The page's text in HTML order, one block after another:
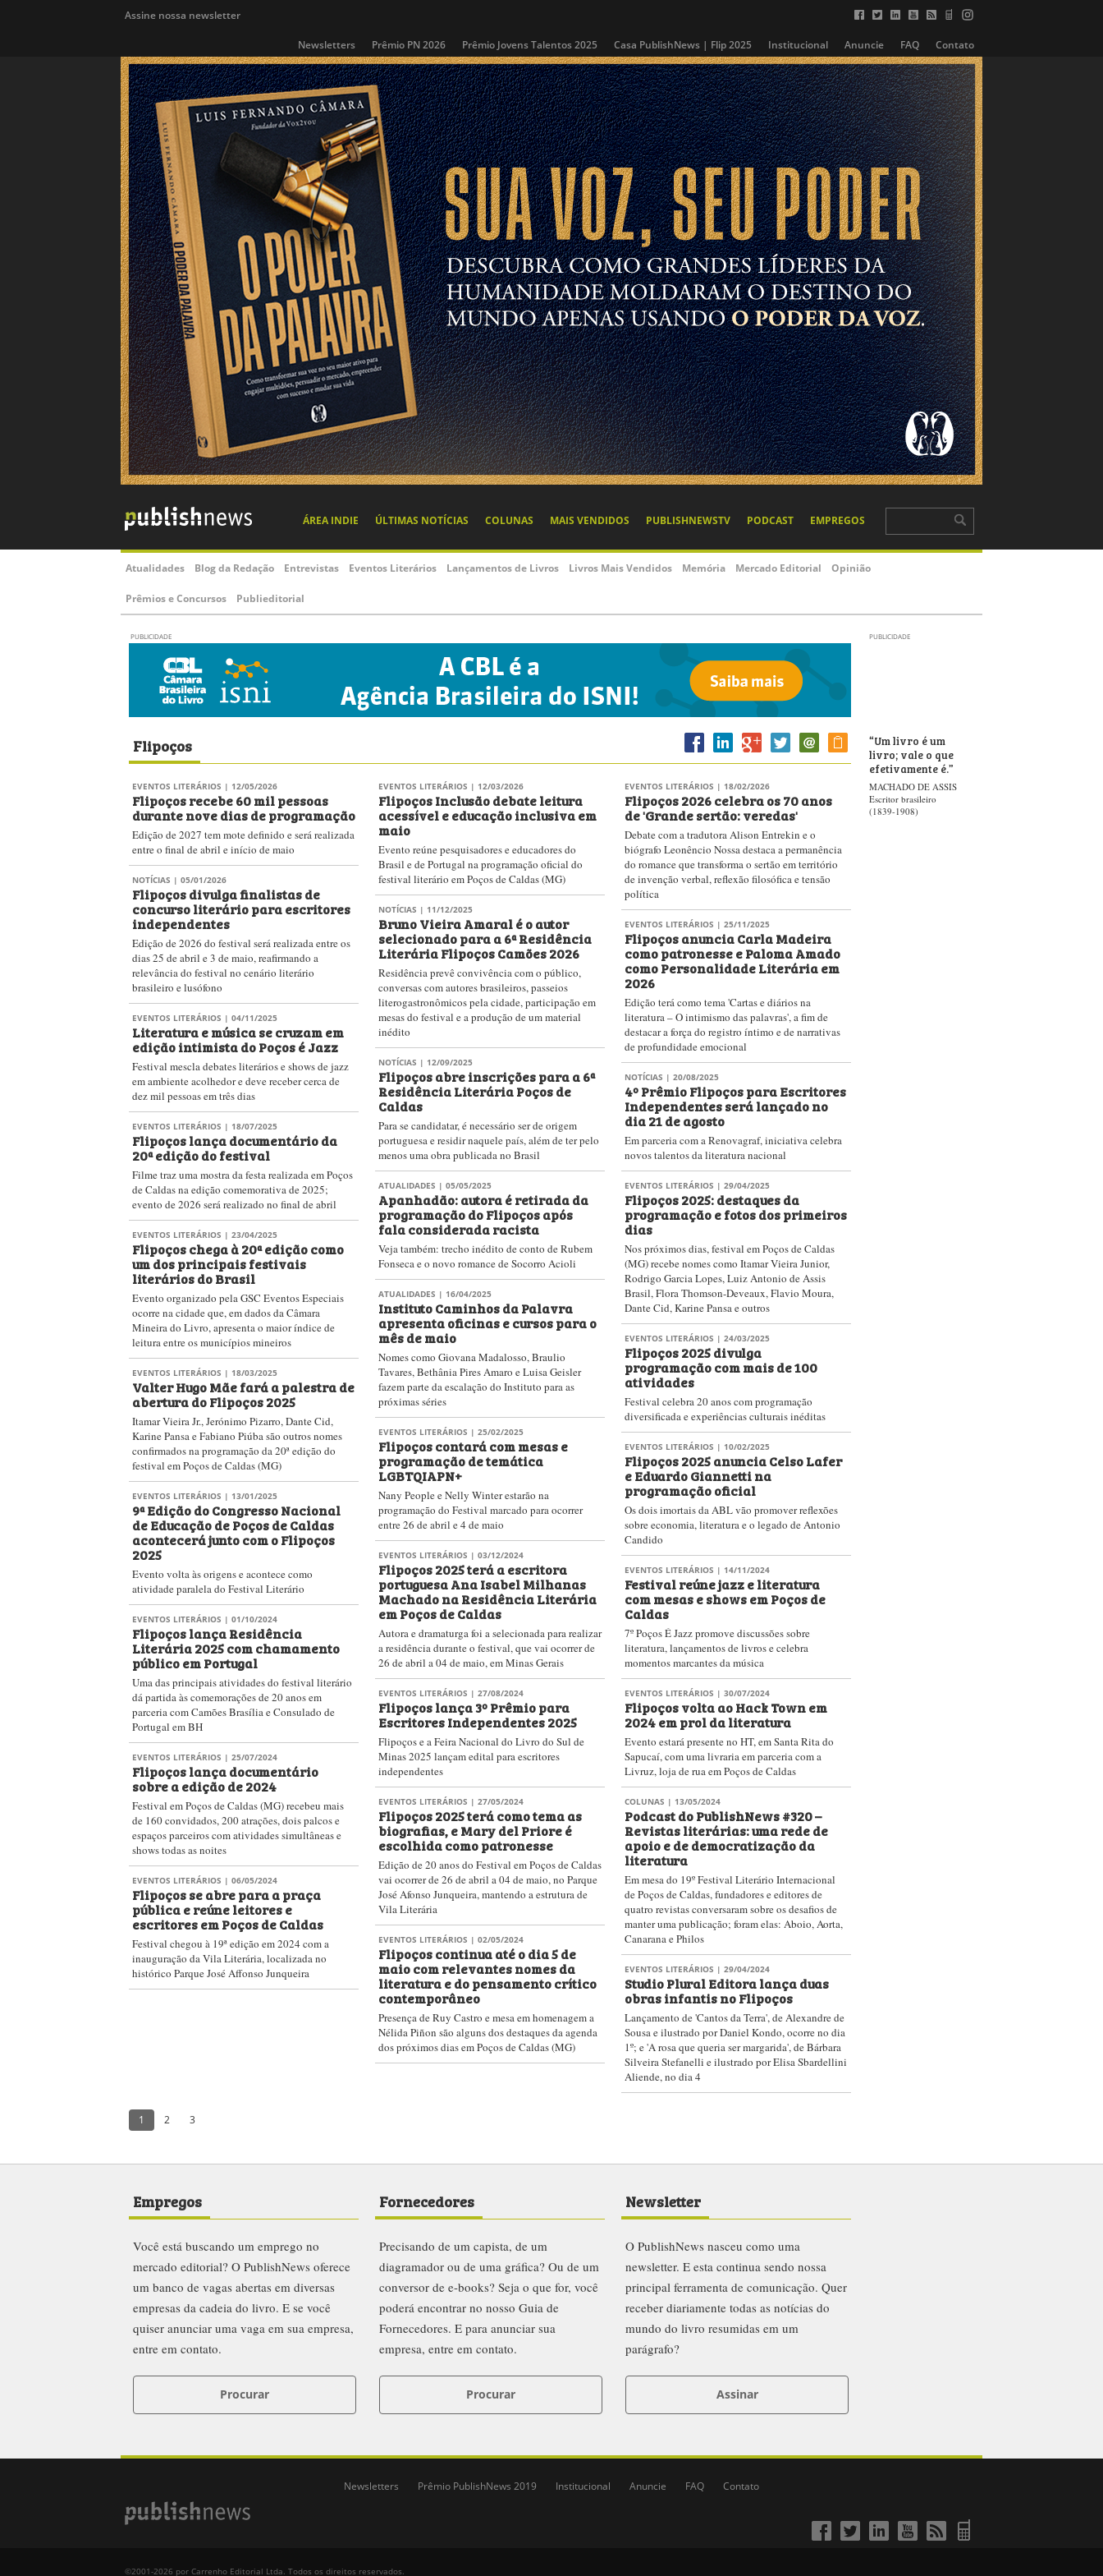
Assine nossa newsletter
Newsletters Prêmio PN 2026 Prêmio Jovens Talentos 2025 Casa PublishNews | Flip 2025 Institucional Anuncie FAQ Contato
ÁREA INDIE ÚLTIMAS NOTÍCIAS COLUNAS MAIS VENDIDOS PUBLISHNEWSTV PODCAST EMPREGOS
Atualidades Blog da Redação Entrevistas Eventos Literários Lançamentos de Livros Livros Mais Vendidos Memória Mercado Editorial Opinião
Prêmios e Concursos Publieditorial
PUBLICIDADE PUBLICIDADE
Flipoços
EVENTOS LITERÁRIOS | 12/05/2026
Flipoços recebe 60 mil pessoas
durante nove dias de programação
Edição de 2027 tem mote definido e será realizada
entre o final de abril e início de maio
NOTÍCIAS | 05/01/2026
Flipoços divulga finalistas de
concurso literário para escritores
independentes
Edição de 2026 do festival será realizada entre os
dias 25 de abril e 3 de maio, reafirmando a
relevância do festival no cenário literário
brasileiro e lusófono
EVENTOS LITERÁRIOS | 04/11/2025
Literatura e música se cruzam em
edição intimista do Poços é Jazz
Festival mescla debates literários e shows de jazz
em ambiente acolhedor e deve receber cerca de
dez mil pessoas em três dias
EVENTOS LITERÁRIOS | 18/07/2025
Flipoços lança documentário da
20ª edição do festival
Filme traz uma mostra da festa realizada em Poços
de Caldas na edição comemorativa de 2025;
evento de 2026 será realizado no final de abril
EVENTOS LITERÁRIOS | 23/04/2025
Flipoços chega à 20ª edição como
um dos principais festivais
literários do Brasil
Evento organizado pela GSC Eventos Especiais
ocorre na cidade que, em dados da Câmara
Mineira do Livro, apresenta o maior índice de
leitura entre os municípios mineiros
EVENTOS LITERÁRIOS | 18/03/2025
Valter Hugo Mãe fará a palestra de
abertura do Flipoços 2025
Itamar Vieira Jr., Jerónimo Pizarro, Dante Cid,
Karine Pansa e Fabiano Piúba são outros nomes
confirmados na programação da 20ª edição do
festival em Poços de Caldas (MG)
EVENTOS LITERÁRIOS | 13/01/2025
9ª Edição do Congresso Nacional
de Educação de Poços de Caldas
acontecerá junto com o Flipoços
2025
Evento volta às origens e acontece como
atividade paralela do Festival Literário
EVENTOS LITERÁRIOS | 01/10/2024
Flipoços lança Residência
Literária 2025 com chamamento
público em Portugal
Uma das principais atividades do festival literário
dá partida às comemorações de 20 anos em
parceria com Camões Brasília e Consulado de
Portugal em BH
EVENTOS LITERÁRIOS | 25/07/2024
Flipoços lança documentário
sobre a edição de 2024
Festival em Poços de Caldas (MG) recebeu mais
de 160 convidados, 200 atrações, dois palcos e
espaços parceiros com atividades simultâneas e
shows todas as noites
EVENTOS LITERÁRIOS | 06/05/2024
Flipoços se abre para a praça
pública e reúne leitores e
escritores em Poços de Caldas
Festival chegou à 19ª edição em 2024 com a
inauguração da Vila Literária, localizada no
histórico Parque José Affonso Junqueira
EVENTOS LITERÁRIOS | 12/03/2026
Flipoços Inclusão debate leitura
acessível e educação inclusiva em
maio
Evento reúne pesquisadores e educadores do
Brasil e de Portugal na programação oficial do
festival literário em Poços de Caldas (MG)
NOTÍCIAS | 11/12/2025
Bruno Vieira Amaral é o autor
selecionado para a 6ª Residência
Literária Flipoços Camões 2026
Residência prevê convivência com o público,
conversas com autores brasileiros, passeios
literogastronômicos pela cidade, participação em
mesas do festival e a produção de um material
inédito
NOTÍCIAS | 12/09/2025
Flipoços abre inscrições para a 6ª
Residência Literária Poços de
Caldas
Para se candidatar, é necessário ser de origem
portuguesa e residir naquele país, além de ter pelo
menos uma obra publicada no Brasil
ATUALIDADES | 05/05/2025
Apanhadão: autora é retirada da
programação do Flipoços após
fala considerada racista
Veja também: trecho inédito de conto de Rubem
Fonseca e o novo romance de Socorro Acioli
ATUALIDADES | 16/04/2025
Instituto Caminhos da Palavra
apresenta oficinas e cursos para o
mês de maio
Nomes como Giovana Madalosso, Braulio
Tavares, Bethânia Pires Amaro e Luisa Geisler
fazem parte da escalação do Instituto para as
próximas séries
EVENTOS LITERÁRIOS | 25/02/2025
Flipoços contará com mesas e
programação de temática
LGBTQIAPN+
Nany People e Nelly Winter estarão na
programação do Festival marcado para ocorrer
entre 26 de abril e 4 de maio
EVENTOS LITERÁRIOS | 03/12/2024
Flipoços 2025 terá a escritora
portuguesa Ana Isabel Milhanas
Machado na Residência Literária
em Poços de Caldas
Autora e dramaturga foi a selecionada para realizar
a residência durante o festival, que vai ocorrer de
26 de abril a 04 de maio, em Minas Gerais
EVENTOS LITERÁRIOS | 27/08/2024
Flipoços lança 3º Prêmio para
Escritores Independentes 2025
Flipoços e a Feira Nacional do Livro do Sul de
Minas 2025 lançam edital para escritores
independentes
EVENTOS LITERÁRIOS | 27/05/2024
Flipoços 2025 terá como tema as
biografias, e Mary del Priore é
escolhida como patronesse
Edição de 20 anos do Festival em Poços de Caldas
vai ocorrer de 26 de abril a 04 de maio, no Parque
José Afonso Junqueira, mantendo a estrutura de
Vila Literária
EVENTOS LITERÁRIOS | 02/05/2024
Flipoços continua até o dia 5 de
maio com relevantes nomes da
literatura e do pensamento crítico
contemporâneo
Presença de Ruy Castro e mesa em homenagem a
Nélida Piñon são alguns dos destaques da agenda
dos próximos dias em Poços de Caldas (MG)
EVENTOS LITERÁRIOS | 18/02/2026
Flipoços 2026 celebra os 70 anos
de 'Grande sertão: veredas'
Debate com a tradutora Alison Entrekin e o
biógrafo Leonêncio Nossa destaca a permanência
do romance que transforma o sertão em território
de invenção verbal, reflexão filosófica e tensão
política
EVENTOS LITERÁRIOS | 25/11/2025
Flipoços anuncia Carla Madeira
como patronesse e Paloma Amado
como Personalidade Literária em
2026
Edição terá como tema 'Cartas e diários na
literatura – O intimismo das palavras', a fim de
destacar a força do registro íntimo e de narrativas
de profundidade emocional
NOTÍCIAS | 20/08/2025
4º Prêmio Flipoços para Escritores
Independentes será lançado no
dia 21 de agosto
Em parceria com a Renovagraf, iniciativa celebra
novos talentos da literatura nacional
EVENTOS LITERÁRIOS | 29/04/2025
Flipoços 2025: destaques da
programação e fotos dos primeiros
dias
Nos próximos dias, festival em Poços de Caldas
(MG) recebe nomes como Itamar Vieira Junior,
Rodrigo Garcia Lopes, Luiz Antonio de Assis
Brasil, Flora Thomson-Deveaux, Flavio Moura,
Dante Cid, Karine Pansa e outros
EVENTOS LITERÁRIOS | 24/03/2025
Flipoços 2025 divulga
programação com mais de 100
atividades
Festival celebra 20 anos com programação
diversificada e experiências culturais inéditas
EVENTOS LITERÁRIOS | 10/02/2025
Flipoços 2025 anuncia Celso Lafer
e Eduardo Giannetti na
programação oficial
Os dois imortais da ABL vão promover reflexões
sobre economia, literatura e o legado de Antonio
Candido
EVENTOS LITERÁRIOS | 14/11/2024
Festival reúne jazz e literatura
com mesas e shows em Poços de
Caldas
7º Poços É Jazz promove discussões sobre
literatura, lançamentos de livros e celebra
momentos marcantes da música
EVENTOS LITERÁRIOS | 30/07/2024
Flipoços volta ao Hack Town em
2024 em prol da literatura
Evento estará presente no HT, em Santa Rita do
Sapucaí, com uma livraria em parceria com a
Livruz, loja de rua em Poços de Caldas
COLUNAS | 13/05/2024
Podcast do PublishNews #320 –
Revistas literárias: uma rede de
apoio e de democratização da
literatura
Em mesa do 19º Festival Literário Internacional
de Poços de Caldas, fundadores e editores de
quatro revistas conversaram sobre os desafios de
manter uma publicação; foram elas: Aboio, Aorta,
Canarana e Philos
EVENTOS LITERÁRIOS | 29/04/2024
Studio Plural Editora lança duas
obras infantis no Flipoços
Lançamento de 'Cantos da Terra', de Alexandre de
Sousa e ilustrado por Daniel Kondo, ocorre no dia
1º; e 'A rosa que queria ser margarida', de Bárbara
Silveira Stefanelli e ilustrado por Elisa Sbardellini
Aliende, no dia 4
“Um livro é um
livro; vale o que
efetivamente é.”
MACHADO DE ASSIS
Escritor brasileiro
(1839-1908)
1 2 3
Empregos
Você está buscando um emprego no
mercado editorial? O PublishNews oferece
um banco de vagas abertas em diversas
empresas da cadeia do livro. E se você
quiser anunciar uma vaga em sua empresa,
entre em contato.
Procurar
Fornecedores
Precisando de um capista, de um
diagramador ou de uma gráfica? Ou de um
conversor de e-books? Seja o que for, você
poderá encontrar no nosso Guia de
Fornecedores. E para anunciar sua
empresa, entre em contato.
Procurar
Newsletter
O PublishNews nasceu como uma
newsletter. E esta continua sendo nossa
principal ferramenta de comunicação. Quer
receber diariamente todas as notícias do
mundo do livro resumidas em um
parágrafo?
Assinar
Newsletters Prêmio PublishNews 2019 Institucional Anuncie FAQ Contato
©2001-2026 por Carrenho Editorial Ltda. Todos os direitos reservados.